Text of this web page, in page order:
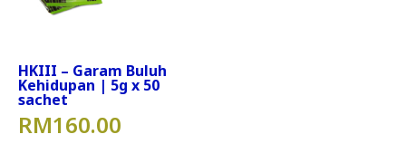
HKIII – Garam Buluh
Kehidupan | 5g x 50
sachet
RM160.00